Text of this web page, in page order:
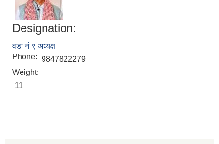
Designation:
वडा नं ९ अध्यक्ष
Phone: 9847822279
Weight:
11